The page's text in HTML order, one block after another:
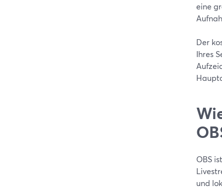
eine
Der
Ihres
OBS
und